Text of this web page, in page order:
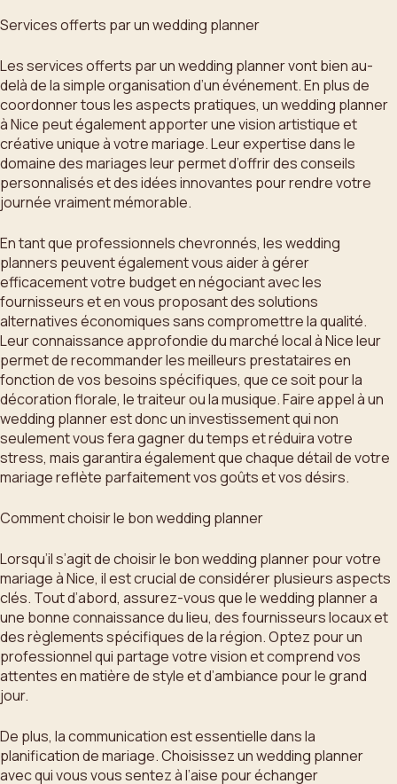
Services offerts par un wedding planner
Les services offerts par un wedding planner vont bien au-
delà de la simple organisation d’un événement. En plus de
coordonner tous les aspects pratiques, un wedding planner
à Nice peut également apporter une vision artistique et
créative unique à votre mariage. Leur expertise dans le
domaine des mariages leur permet d’offrir des conseils
personnalisés et des idées innovantes pour rendre votre
journée vraiment mémorable.
En tant que professionnels chevronnés, les wedding
planners peuvent également vous aider à gérer
efficacement votre budget en négociant avec les
fournisseurs et en vous proposant des solutions
alternatives économiques sans compromettre la qualité.
Leur connaissance approfondie du marché local à Nice leur
permet de recommander les meilleurs prestataires en
fonction de vos besoins spécifiques, que ce soit pour la
décoration florale, le traiteur ou la musique. Faire appel à un
wedding planner est donc un investissement qui non
seulement vous fera gagner du temps et réduira votre
stress, mais garantira également que chaque détail de votre
mariage reflète parfaitement vos goûts et vos désirs.
Comment choisir le bon wedding planner
Lorsqu’il s’agit de choisir le bon wedding planner pour votre
mariage à Nice, il est crucial de considérer plusieurs aspects
clés. Tout d’abord, assurez-vous que le wedding planner a
une bonne connaissance du lieu, des fournisseurs locaux et
des règlements spécifiques de la région. Optez pour un
professionnel qui partage votre vision et comprend vos
attentes en matière de style et d’ambiance pour le grand
jour.
De plus, la communication est essentielle dans la
planification de mariage. Choisissez un wedding planner
avec qui vous vous sentez à l’aise pour échanger